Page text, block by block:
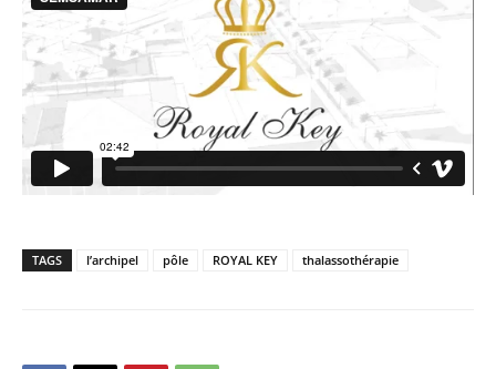
TAGS l’archipel pôle ROYAL KEY thalassothérapie